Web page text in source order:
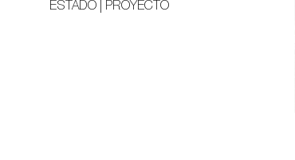
ESTADO | PROYECTO